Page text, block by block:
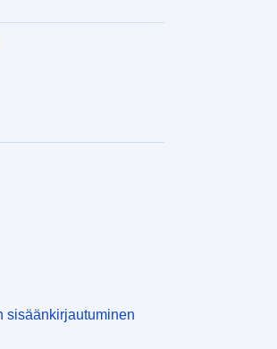
sisäänkirjautuminen